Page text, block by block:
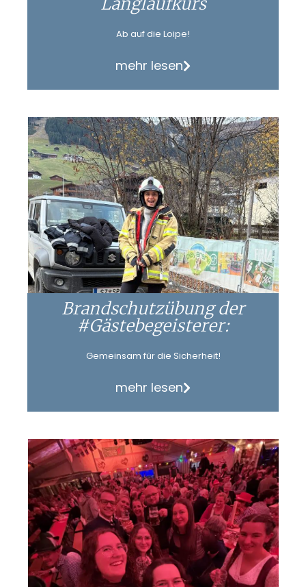
Ab auf die Loipe!
mehr lesen
Brandschutzübung der
#Gästebegeisterer:
Gemeinsam für die Sicherheit!
mehr lesen